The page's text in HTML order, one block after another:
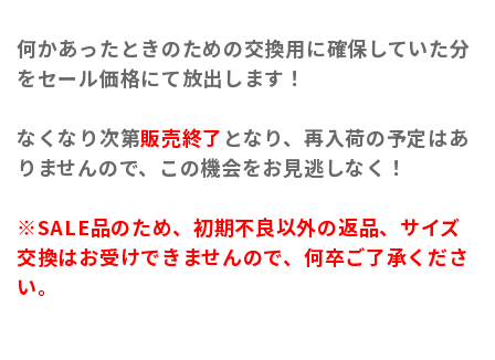
何かあったときのための交換用に確保していた分
をセール価格にて放出します！
なくなり次第販売終了 となり、再入荷の予定はあ
りませんので、この機会をお見逃しなく！
※SALE品のため、初期不良以外の返品、サイズ
交換はお受けできませんので、何卒ご了承くださ
い。